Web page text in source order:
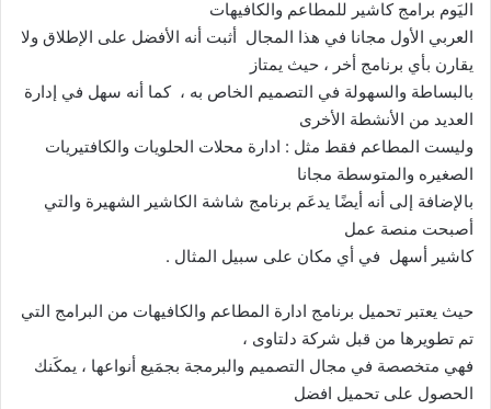
اليَوم برامج كاشير للمطاعم والكافيهات
العربي الأول مجانا في هذا المجال أثبت أنه الأفضل على الإطلاق ولا
يقارن بأي برنامج أخر ، حيث يمتاز
بالبساطة والسهولة في التصميم الخاص به ، كما أنه سهل في إدارة
العديد من الأنشطة الأخرى
وليست المطاعم فقط مثل : ادارة محلات الحلويات والكافتيريات
الصغيره والمتوسطة مجانا
بالإضافة إلى أنه أيضًا يدعَم برنامج شاشة الكاشير الشهيرة والتي
أصبحت منصة عمل
كاشير أسهل في أي مكان على سبيل المثال .
حيث يعتبر تحميل برنامج ادارة المطاعم والكافيهات من البرامج التي
تم تطويرها من قبل شركة دلتاوى ،
فهي متخصصة في مجال التصميم والبرمجة بجمَيع أنواعها ، يمكَنك
الحصول على تحميل افضل